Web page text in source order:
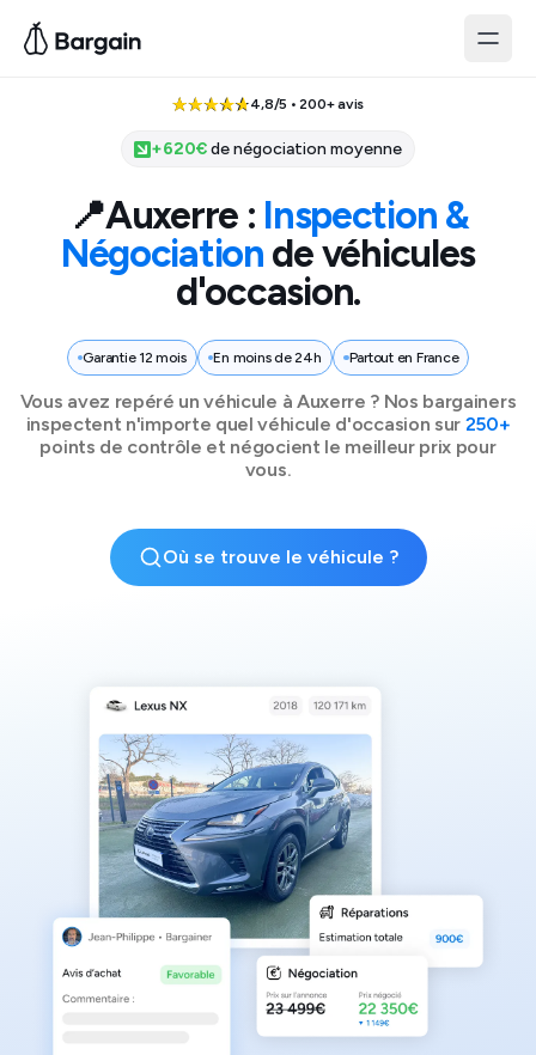
4,8/5 • 200+ avis
+620€de négociation moyenne
📍Auxerre: Inspection &
Négociation de véhicules
d'occasion.
Garantie 12 mois En moins de 24h Partout en France
Vous avez repéré un véhicule à Auxerre ? Nos bargainers
inspectent n'importe quel véhicule d'occasion sur 250+
points de contrôle et négocient le meilleur prix pour
vous.
Où se trouve le véhicule ?